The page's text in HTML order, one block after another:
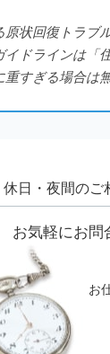
原状回復トラブ
イドラインは
すぎる場合は
休日・夜間のご
お気軽にお問
お